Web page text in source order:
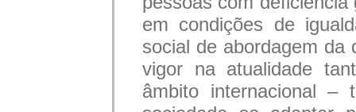
em condições de
social de abordagem da
vigor na atualidade
âmbito internacional